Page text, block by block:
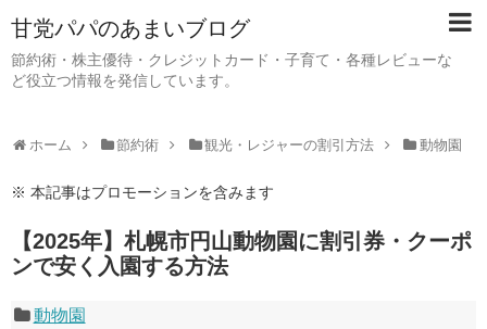
甘党パパのあまいブログ
節約術・株主優待・クレジットカード・子育て・各種レビューな
ど役立つ情報を発信しています。
ホーム 節約術 観光・レジャーの割引方法 動物園
※ 本記事はプロモーションを含みます
【2025年】札幌市円山動物園に割引券・クーポ
ンで安く入園する方法
動物園